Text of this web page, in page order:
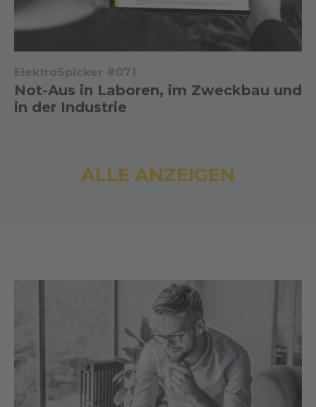
ElektroSpicker #071
Not-Aus in Laboren, im Zweckbau und
in der Industrie
ALLE ANZEIGEN